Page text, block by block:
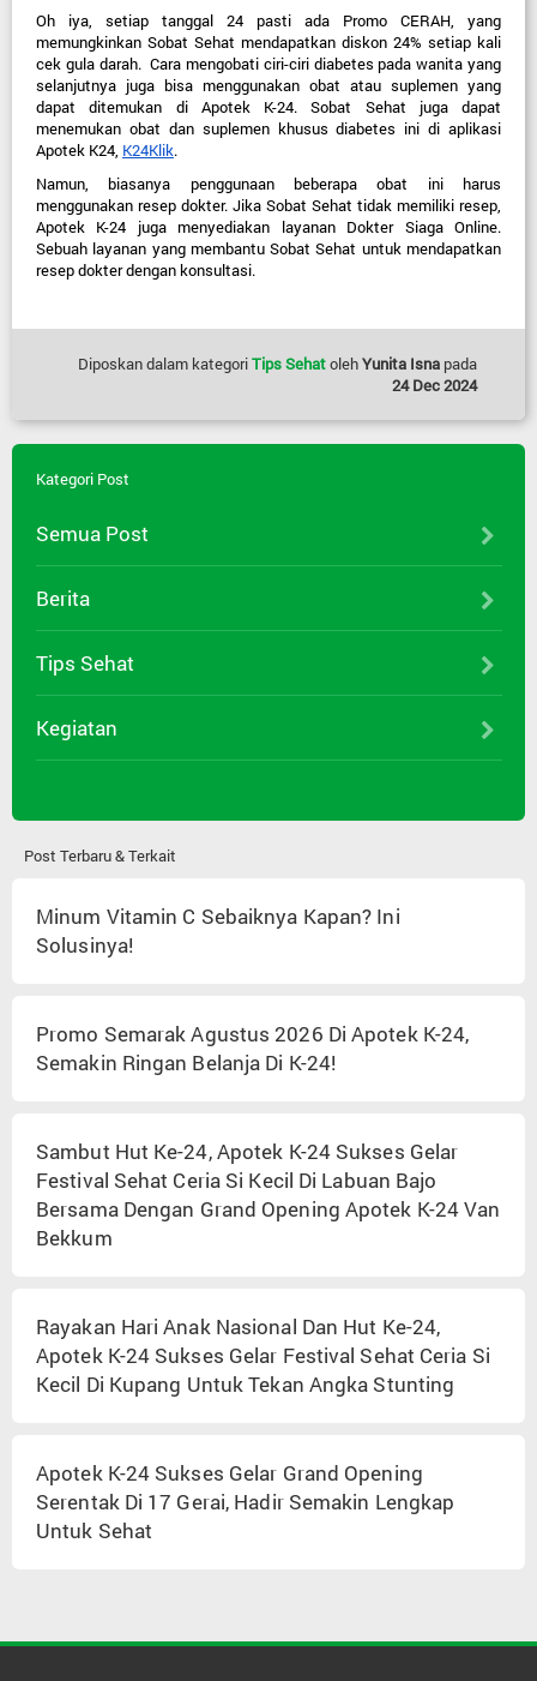
Oh iya, setiap tanggal 24 pasti ada Promo CERAH, yang
memungkinkan Sobat Sehat mendapatkan diskon 24% setiap kali
cek gula darah.  Cara mengobati ciri-ciri diabetes pada wanita yang
selanjutnya juga bisa menggunakan obat atau suplemen yang
dapat ditemukan di Apotek K-24. Sobat Sehat juga dapat
menemukan obat dan suplemen khusus diabetes ini di aplikasi
Apotek K24, K24Klik.
Namun, biasanya penggunaan beberapa obat ini harus
menggunakan resep dokter. Jika Sobat Sehat tidak memiliki resep,
Apotek K-24 juga menyediakan layanan Dokter Siaga Online.
Sebuah layanan yang membantu Sobat Sehat untuk mendapatkan
resep dokter dengan konsultasi.
Diposkan dalam kategoriTips SehatolehYunita Isna pada
24 Dec 2024
Kategori Post
Semua Post
Berita
Tips Sehat
Kegiatan
Post Terbaru & Terkait
Minum Vitamin C Sebaiknya Kapan? Ini
Solusinya!
Promo Semarak Agustus 2026 Di Apotek K-24,
Semakin Ringan Belanja Di K-24!
Sambut Hut Ke-24, Apotek K-24 Sukses Gelar
Festival Sehat Ceria Si Kecil Di Labuan Bajo
Bersama Dengan Grand Opening Apotek K-24 Van
Bekkum
Rayakan Hari Anak Nasional Dan Hut Ke-24,
Apotek K-24 Sukses Gelar Festival Sehat Ceria Si
Kecil Di Kupang Untuk Tekan Angka Stunting
Apotek K-24 Sukses Gelar Grand Opening
Serentak Di 17 Gerai, Hadir Semakin Lengkap
Untuk Sehat